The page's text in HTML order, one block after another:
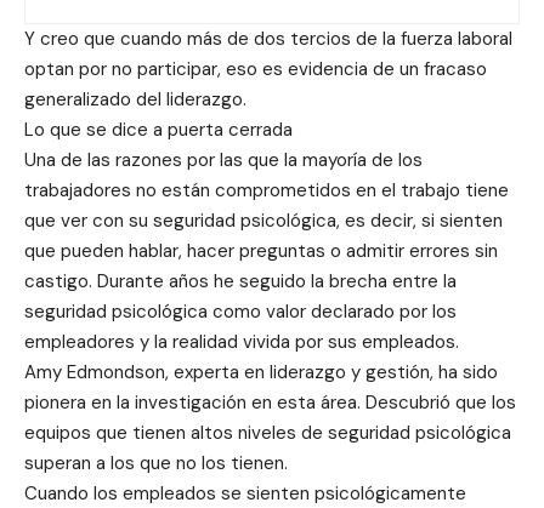
Y creo que cuando más de dos tercios de la fuerza laboral
optan por no participar, eso es evidencia de un fracaso
generalizado del liderazgo.
Lo que se dice a puerta cerrada
Una de las razones por las que la mayoría de los
trabajadores no están comprometidos en el trabajo tiene
que ver con su seguridad psicológica, es decir, si sienten
que pueden hablar, hacer preguntas o admitir errores sin
castigo. Durante años he seguido la brecha entre la
seguridad psicológica como valor declarado por los
empleadores y la realidad vivida por sus empleados.
Amy Edmondson, experta en liderazgo y gestión, ha sido
pionera en la investigación en esta área. Descubrió que los
equipos que tienen altos niveles de seguridad psicológica
superan a los que no los tienen.
Cuando los empleados se sienten psicológicamente